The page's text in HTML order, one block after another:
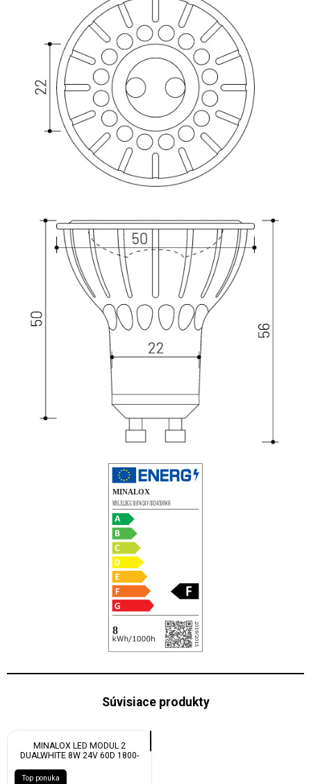
Súvisiace produkty
MINALOX LED MODUL 2
DUALWHITE 8W 24V 60D 1800-
Top ponuka